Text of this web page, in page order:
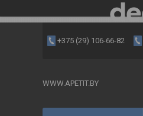
+375 (29) 106-66-82
WWW.APETIT.BY